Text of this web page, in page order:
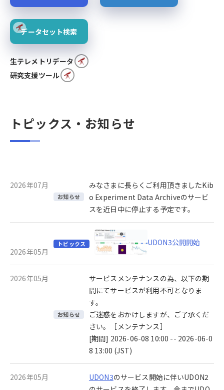
データセット検索
生テレメトリデータ
研究支援ツール
トピックス・お知らせ
2026年07月
お知らせ
みなさまに長らくご利用頂きましたKib
o Experiment Data Archiveのサービ
スを近日中に停止する予定です。
2026年05月
トピックス UDON3公開開始
2026年05月
お知らせ
サービスメンテナンスの為、以下の期
間にてサービスが利用不可となりま
す。
ご迷惑をおかけしますが、ご了承くだ
さい。［メンテナンス］
[期間] 2026-06-08 10:00 -- 2026-06-0
8 13:00 (JST)
2026年05月 UDON3のサービス開始に伴いUDON2